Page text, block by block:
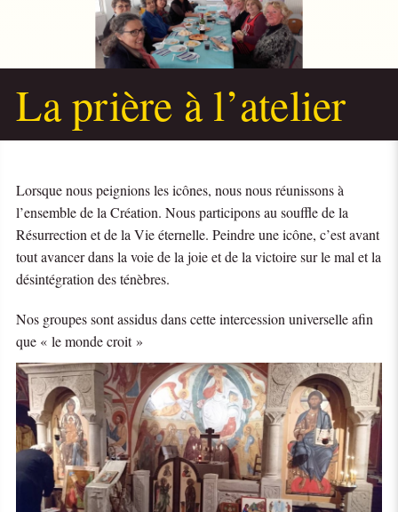
La prière à l’atelier
Lorsque nous peignions les icônes, nous nous réunissons à
l’ensemble de la Création. Nous participons au souffle de la
Résurrection et de la Vie éternelle. Peindre une icône, c’est avant
tout avancer dans la voie de la joie et de la victoire sur le mal et la
désintégration des ténèbres.
Nos groupes sont assidus dans cette intercession universelle afin
que « le monde croit »